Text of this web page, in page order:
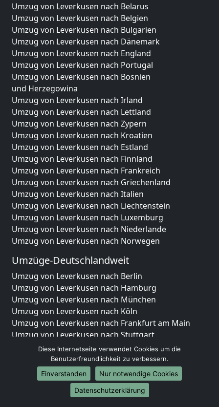
Umzug von Leverkusen nach Belarus
Umzug von Leverkusen nach Belgien
Umzug von Leverkusen nach Bulgarien
Umzug von Leverkusen nach Dänemark
Umzug von Leverkusen nach England
Umzug von Leverkusen nach Portugal
Umzug von Leverkusen nach Bosnien
und Herzegowina
Umzug von Leverkusen nach Irland
Umzug von Leverkusen nach Lettland
Umzug von Leverkusen nach Zypern
Umzug von Leverkusen nach Kroatien
Umzug von Leverkusen nach Estland
Umzug von Leverkusen nach Finnland
Umzug von Leverkusen nach Frankreich
Umzug von Leverkusen nach Griechenland
Umzug von Leverkusen nach Italien
Umzug von Leverkusen nach Liechtenstein
Umzug von Leverkusen nach Luxemburg
Umzug von Leverkusen nach Niederlande
Umzug von Leverkusen nach Norwegen
Umzüge-Deutschlandweit
Umzug von Leverkusen nach Berlin
Umzug von Leverkusen nach Hamburg
Umzug von Leverkusen nach München
Umzug von Leverkusen nach Köln
Umzug von Leverkusen nach Frankfurt am Main
Umzug von Leverkusen nach Stuttgart
Umzug von Leverkusen nach Düsseldorf
Umzug von Leverkusen nach Leipzig
Umzug von Leverkusen nach Dortmund
Umzug von Leverkusen nach Essen
Umzug von Leverkusen nach Bremen
Diese Internetseite verwendet Cookies um die
Benutzerfreundlichkeit zu verbessern.
Einverstanden
Nur notwendige Cookies
Datenschutzerklärung